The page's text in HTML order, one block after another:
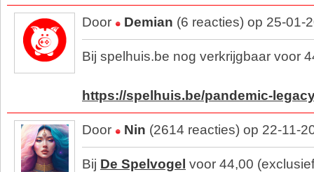
Door Demian (6 reacties) op 25-01-
Bij spelhuis.be nog verkrijgbaar voor
https://spelhuis.be/pandemic-
Door Nin (2614 reacties) op 22-11-
Bij De Spelvogel voor 44,00